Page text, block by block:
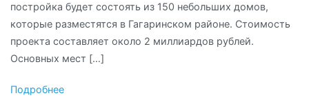
постройка будет состоять из 150 небольших домов,
которые разместятся в Гагаринском районе. Стоимость
проекта составляет около 2 миллиардов рублей.
Основных мест […]
Подробнее